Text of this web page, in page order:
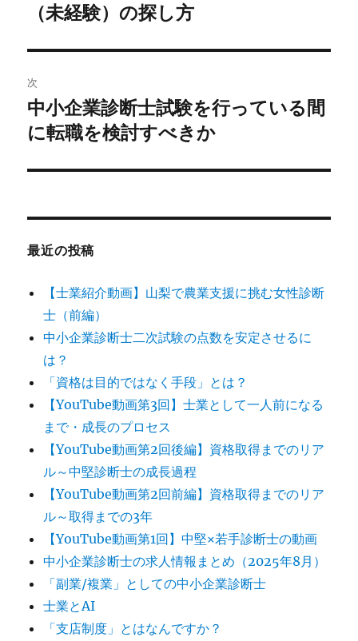
ナ
ビ
ゲ
ー
シ
ン
の
稿:
（未経験）の探し方
次
次
の
稿:
中小企業診断士試験を行っている間
に転職を検討すべきか
最近の投稿
【士業紹介動画】山梨で農業支援に挑む女性診断
士（前編）
中小企業診断士二次試験の点数を安定させるに
は？
「資格は目的ではなく手段」とは？
【YouTube動画第3回】士業として一人前になる
まで・成長のプロセス
【YouTube動画第2回後編】資格取得までのリア
ル～中堅診断士の成長過程
【YouTube動画第2回前編】資格取得までのリア
ル～取得までの3年
【YouTube動画第1回】中堅×若手診断士の動画
中小企業診断士の求人情報まとめ（2025年8月）
「副業/複業」としての中小企業診断士
士業とAI
「支店制度」とはなんですか？